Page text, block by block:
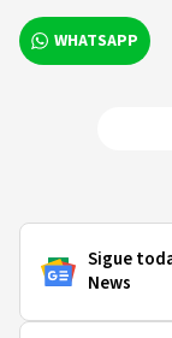
WHATSAPP
Sigue
News